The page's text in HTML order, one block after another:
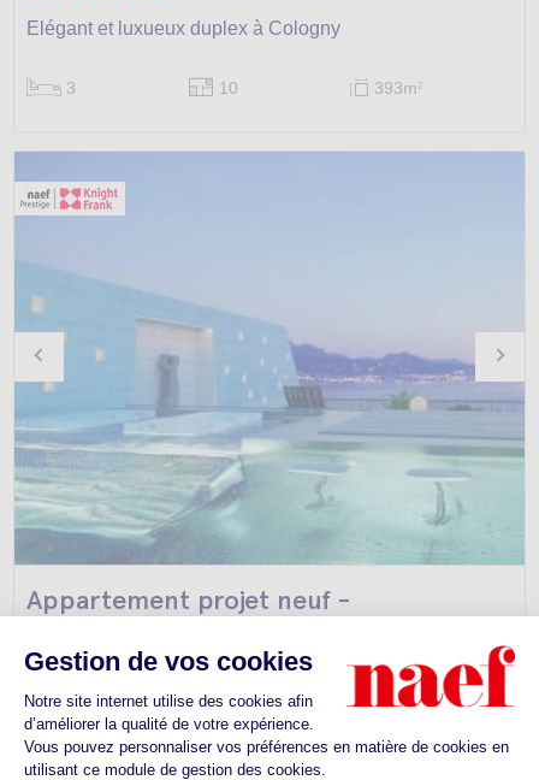
Elégant et luxueux duplex à Cologny
3 10 393m2
Appartement projet neuf -
Chexbres
Prix sur demande
Somptueux appartement neuf en attique de 5.5 pièces ...
4 5.5